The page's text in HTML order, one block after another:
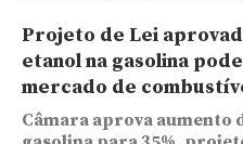
Projeto de Lei
etanol na gasolina
mercado de
Câmara aprova aumento